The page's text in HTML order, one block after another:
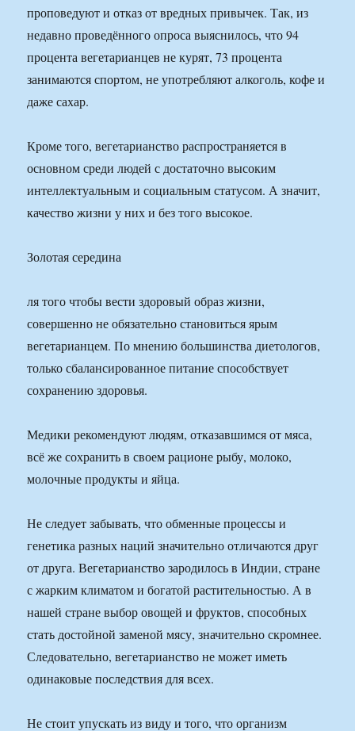
проповедуют и отказ от вредных привычек. Так, из
недавно проведённого опроса выяснилось, что 94
процента вегетарианцев не курят, 73 процента
занимаются спортом, не употребляют алкоголь, кофе и
даже сахар.
Кроме того, вегетарианство распространяется в
основном среди людей с достаточно высоким
интеллектуальным и социальным статусом. А значит,
качество жизни у них и без того высокое.
Золотая середина
ля того чтобы вести здоровый образ жизни,
совершенно не обязательно становиться ярым
вегетарианцем. По мнению большинства диетологов,
только сбалансированное питание способствует
сохранению здоровья.
Медики рекомендуют людям, отказавшимся от мяса,
всё же сохранить в своем рационе рыбу, молоко,
молочные продукты и яйца.
Не следует забывать, что обменные процессы и
генетика разных наций значительно отличаются друг
от друга. Вегетарианство зародилось в Индии, стране
с жарким климатом и богатой растительностью. А в
нашей стране выбор овощей и фруктов, способных
стать достойной заменой мясу, значительно скромнее.
Следовательно, вегетарианство не может иметь
одинаковые последствия для всех.
Не стоит упускать из виду и того, что организм